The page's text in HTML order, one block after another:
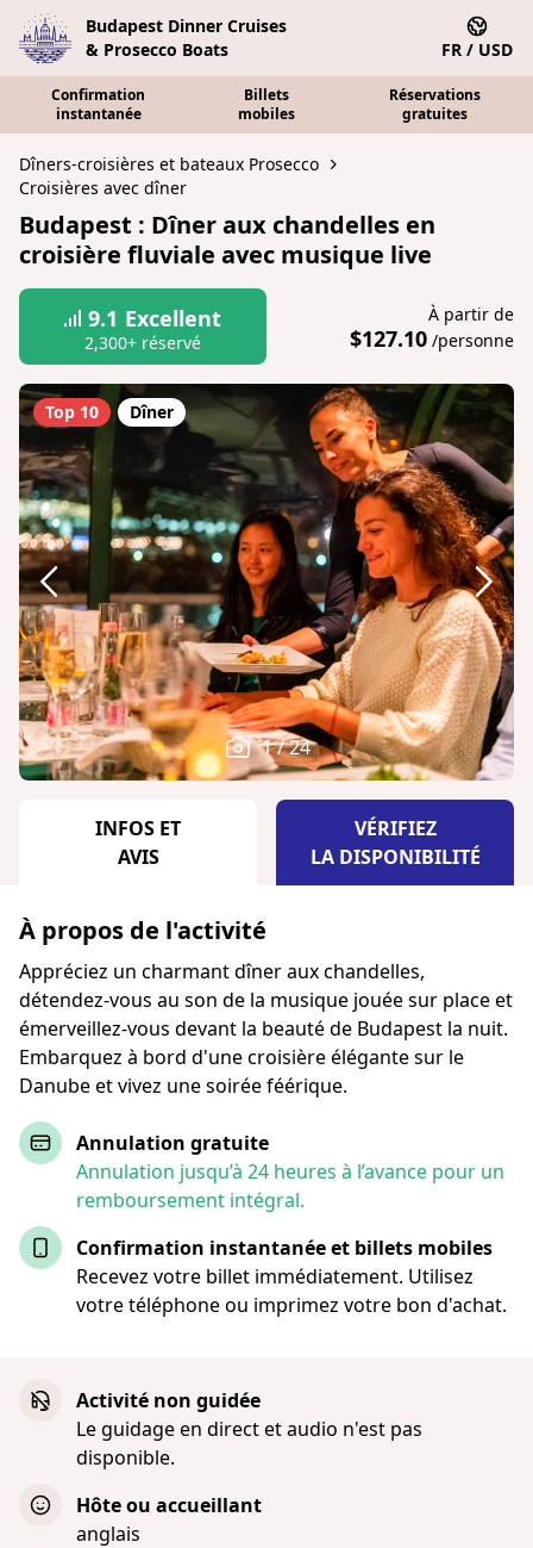
Budapest Dinner Cruises
& Prosecco Boats
FR / USD
Confirmation
instantanée
Billets
mobiles
Réservations
gratuites
Dîners-croisières et bateaux Prosecco
Croisières avec dîner
Budapest : Dîner aux chandelles en
croisière fluviale avec musique live
9.1 Excellent
2,300+ réservé
À partir de
$127.10 /personne
Top 10 Dîner
1 / 24
INFOS ET
AVIS
VÉRIFIEZ
LA DISPONIBILITÉ
À propos de l'activité
Appréciez un charmant dîner aux chandelles,
détendez-vous au son de la musique jouée sur place et
émerveillez-vous devant la beauté de Budapest la nuit.
Embarquez à bord d'une croisière élégante sur le
Danube et vivez une soirée féérique.
Annulation gratuite
Annulation jusqu’à 24 heures à l’avance pour un
remboursement intégral.
Confirmation instantanée et billets mobiles
Recevez votre billet immédiatement. Utilisez
votre téléphone ou imprimez votre bon d'achat.
Activité non guidée
Le guidage en direct et audio n'est pas
disponible.
Hôte ou accueillant
anglais